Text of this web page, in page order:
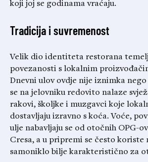
koji joj se godinama vraćaju.
Tradicija i suvremenost
Velik dio identiteta restorana
povezanosti s lokalnim
Dnevni ulov ovdje nije iznimka
se na jelovniku redovito nalaze
rakovi, školjke i muzgavci koje
dostavljaju izravno s koća. Voće,
ulje nabavljaju se od otočnih OPG-
Cresa, a u pripremi se često koriste
samoniklo bilje karakteristično za